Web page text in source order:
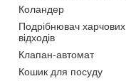
Коландер
Подрібнювач харчових
відходів
Клапан-автомат
Кошик для посуду